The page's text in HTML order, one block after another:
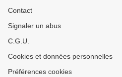
Contact
Signaler un abus
C.G.U.
Cookies et données personnelles
Préférences cookies